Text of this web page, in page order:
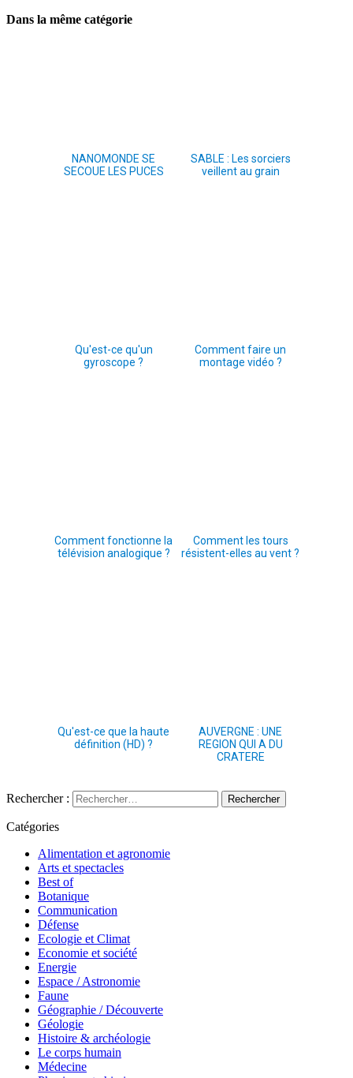
Dans la même catégorie
NANOMONDE SE
SECOUE LES PUCES
SABLE : Les sorciers
veillent au grain
Qu'est-ce qu'un
gyroscope ?
Comment faire un
montage vidéo ?
Comment fonctionne la
télévision analogique ?
Comment les tours
résistent-elles au vent ?
Qu'est-ce que la haute
définition (HD) ?
AUVERGNE : UNE
REGION QUI A DU
CRATERE
Rechercher :
Catégories
Alimentation et agronomie
Arts et spectacles
Best of
Botanique
Communication
Défense
Ecologie et Climat
Economie et société
Energie
Espace / Astronomie
Faune
Géographie / Découverte
Géologie
Histoire & archéologie
Le corps humain
Médecine